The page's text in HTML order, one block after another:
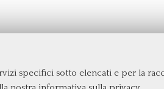
specifici sotto elencati e per la